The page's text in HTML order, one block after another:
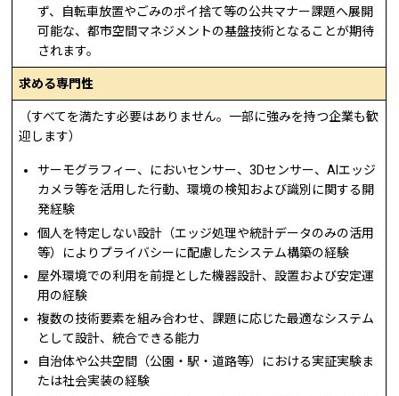
ず、自転車放置やごみのポイ捨て等の公共マナー課題へ展開
可能な、都市空間マネジメントの基盤技術となることが期待
されます。
求める専門性
（すべてを満たす必要はありません。一部に強みを持つ企業も歓
迎します）
サーモグラフィー、においセンサー、3Dセンサー、AIエッジ
カメラ等を活用した行動、環境の検知および識別に関する開
発経験
個人を特定しない設計（エッジ処理や統計データのみの活用
等）によりプライバシーに配慮したシステム構築の経験
屋外環境での利用を前提とした機器設計、設置および安定運
用の経験
複数の技術要素を組み合わせ、課題に応じた最適なシステム
として設計、統合できる能力
自治体や公共空間（公園・駅・道路等）における実証実験ま
たは社会実装の経験